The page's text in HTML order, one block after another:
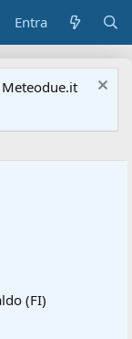
Entra
(FI)